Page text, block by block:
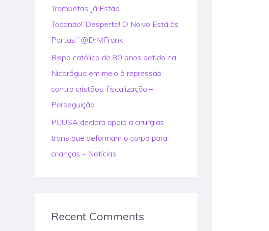
Trombetas Já Estão
Tocando!”Desperta! O Noivo Está às
Portas.” @DrMFrank
Bispo católico de 80 anos detido na
Nicarágua em meio à repressão
contra cristãos: fiscalização –
Perseguição
PCUSA declara apoio a cirurgias
trans que deformam o corpo para
crianças – Notícias
Recent Comments